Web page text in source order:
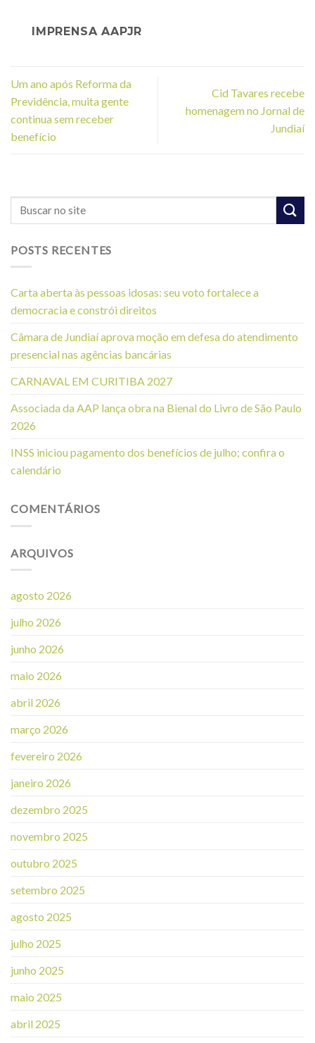
IMPRENSA AAPJR
Um ano após Reforma da
Previdência, muita gente
continua sem receber
benefício
Cid Tavares recebe
homenagem no Jornal de
Jundiaí
POSTS RECENTES
Carta aberta às pessoas idosas: seu voto fortalece a
democracia e constrói direitos
Câmara de Jundiaí aprova moção em defesa do atendimento
presencial nas agências bancárias
CARNAVAL EM CURITIBA 2027
Associada da AAP lança obra na Bienal do Livro de São Paulo
2026
INSS iniciou pagamento dos benefícios de julho; confira o
calendário
COMENTÁRIOS
ARQUIVOS
agosto 2026
julho 2026
junho 2026
maio 2026
abril 2026
março 2026
fevereiro 2026
janeiro 2026
dezembro 2025
novembro 2025
outubro 2025
setembro 2025
agosto 2025
julho 2025
junho 2025
maio 2025
abril 2025